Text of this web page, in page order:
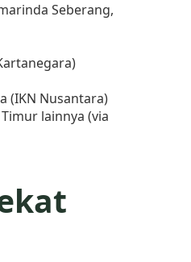
Seberang,
(IKN Nusantara)
lainnya (via